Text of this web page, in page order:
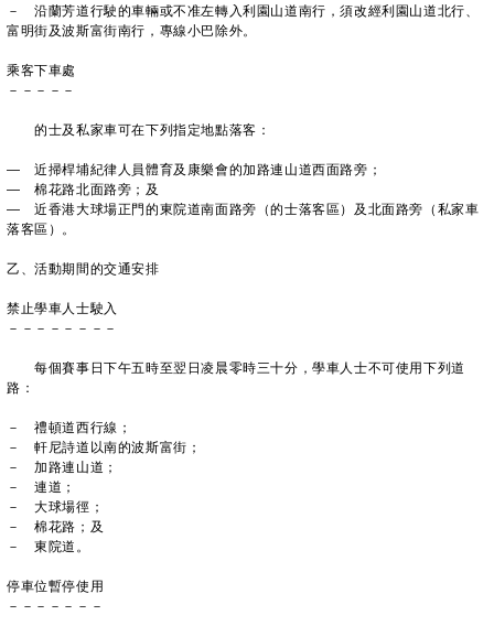
－ 沿蘭芳道行駛的車輛或不准左轉入利園山道南行，須改經利園山道北行、
富明街及波斯富街南行，專線小巴除外。
乘客下車處
－－－－－
的士及私家車可在下列指定地點落客：
— 近掃桿埔紀律人員體育及康樂會的加路連山道西面路旁；
— 棉花路北面路旁；及
— 近香港大球場正門的東院道南面路旁（的士落客區）及北面路旁（私家車
落客區）。
乙、活動期間的交通安排
禁止學車人士駛入
－－－－－－－－
每個賽事日下午五時至翌日凌晨零時三十分，學車人士不可使用下列道
路：
－ 禮頓道西行線；
－ 軒尼詩道以南的波斯富街；
－ 加路連山道；
－ 連道；
－ 大球場徑；
－ 棉花路；及
－ 東院道。
停車位暫停使用
－－－－－－－